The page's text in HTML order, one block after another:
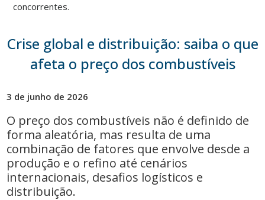
concorrentes.
Crise global e distribuição: saiba o que
afeta o preço dos combustíveis
3 de junho de 2026
O preço dos combustíveis não é definido de
forma aleatória, mas resulta de uma
combinação de fatores que envolve desde a
produção e o refino até cenários
internacionais, desafios logísticos e
distribuição.